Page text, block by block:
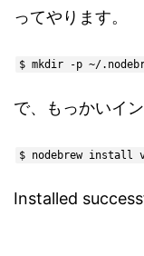
ってやります。
$ mkdir -p ~/
で、もっかいイ
$ nodebrew install
Installed